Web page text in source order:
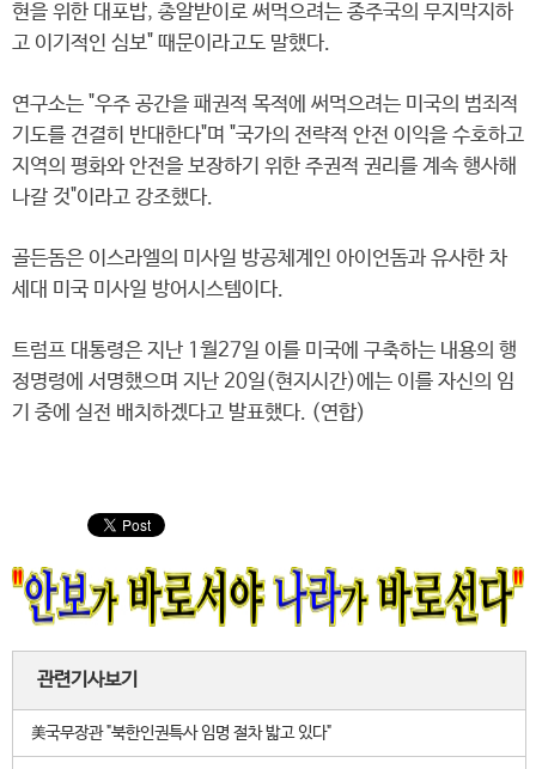
현을 위한 대포밥, 총알받이로 써먹으려는 종주국의 무지막지하
고 이기적인 심보" 때문이라고도 말했다.
연구소는 "우주 공간을 패권적 목적에 써먹으려는 미국의 범죄적
기도를 견결히 반대한다"며 "국가의 전략적 안전 이익을 수호하고
지역의 평화와 안전을 보장하기 위한 주권적 권리를 계속 행사해
나갈 것"이라고 강조했다.
골든돔은 이스라엘의 미사일 방공체계인 아이언돔과 유사한 차
세대 미국 미사일 방어시스템이다.
트럼프 대통령은 지난 1월27일 이를 미국에 구축하는 내용의 행
정명령에 서명했으며 지난 20일(현지시간)에는 이를 자신의 임
기 중에 실전 배치하겠다고 발표했다. (연합)
관련기사보기
美국무장관 "북한인권특사 임명 절차 밟고 있다"